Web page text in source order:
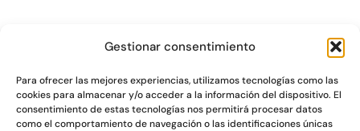
Gestionar consentimiento
Para ofrecer las mejores experiencias, utilizamos tecnologías como las
cookies para almacenar y/o acceder a la información del dispositivo. El
consentimiento de estas tecnologías nos permitirá procesar datos
como el comportamiento de navegación o las identificaciones únicas